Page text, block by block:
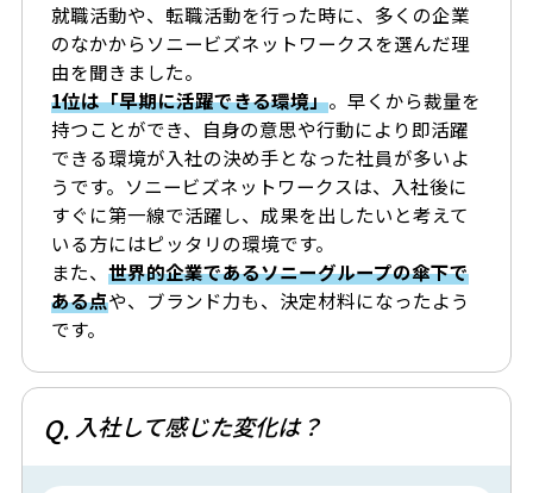
就職活動や、転職活動を行った時に、多くの企業
のなかからソニービズネットワークスを選んだ理
由を聞きました。
1位は「早期に活躍できる環境」。早くから裁量を
持つことができ、自身の意思や行動により即活躍
できる環境が入社の決め手となった社員が多いよ
うです。ソニービズネットワークスは、入社後に
すぐに第一線で活躍し、成果を出したいと考えて
いる方にはピッタリの環境です。
また、 世界的企業であるソニーグループの傘下で
ある点や、ブランド力も、決定材料になったよう
です。
Q. 入社して感じた変化は？